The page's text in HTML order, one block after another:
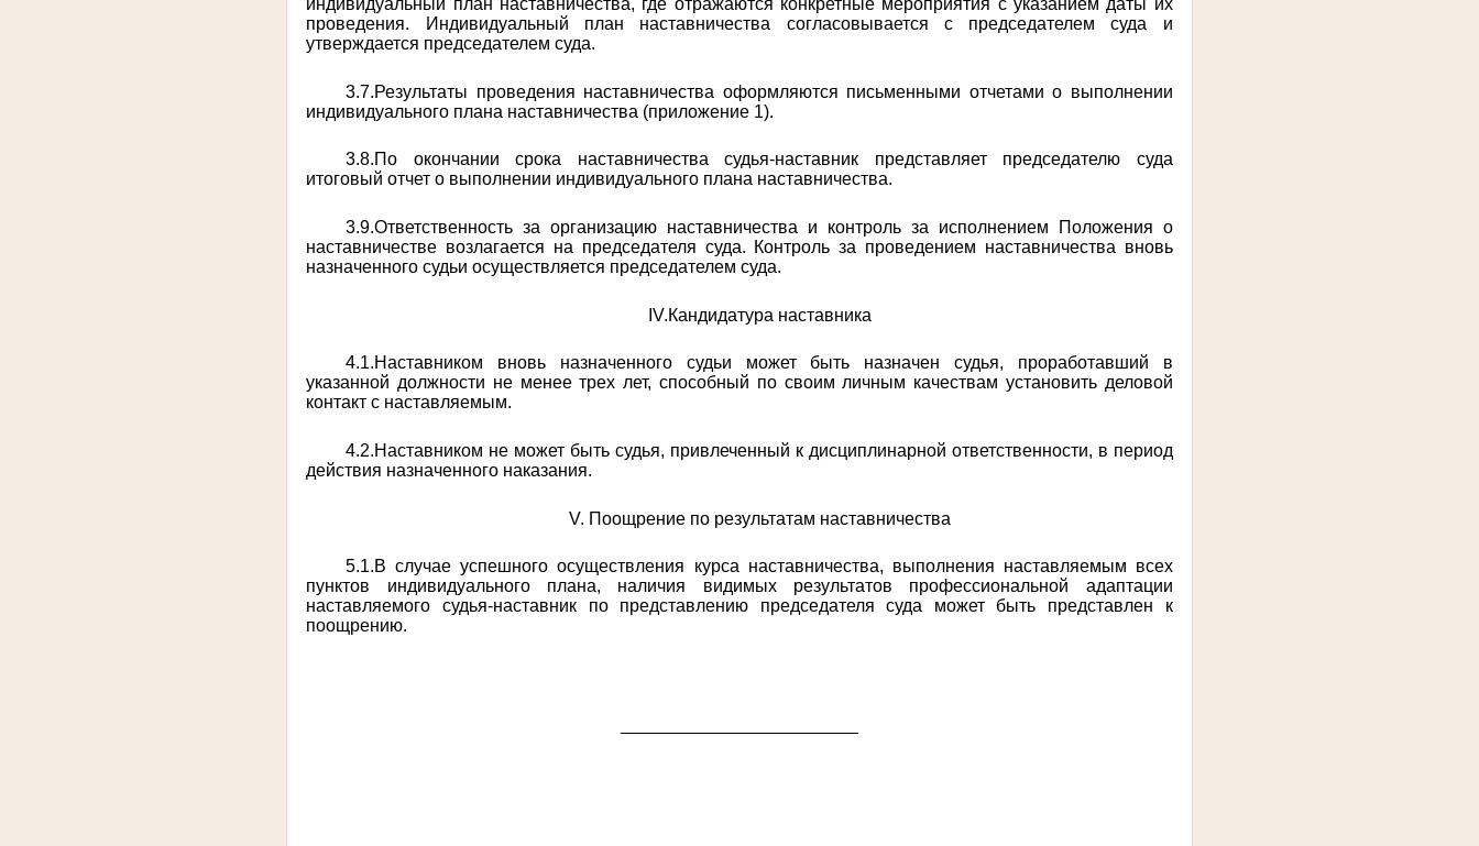
индивидуальный план наставничества, где отражаются конкретные мероприятия с указанием даты их
проведения. Индивидуальный план наставничества согласовывается с председателем суда и
утверждается председателем суда.
3.7.Результаты проведения наставничества оформляются письменными отчетами о выполнении
индивидуального плана наставничества (приложение 1).
3.8.По окончании срока наставничества судья-наставник представляет председателю суда
итоговый отчет о выполнении индивидуального плана наставничества.
3.9.Ответственность за организацию наставничества и контроль за исполнением Положения о
наставничестве возлагается на председателя суда. Контроль за проведением наставничества вновь
назначенного судьи осуществляется председателем суда.
IV.Кандидатура наставника
4.1.Наставником вновь назначенного судьи может быть назначен судья, проработавший в
указанной должности не менее трех лет, способный по своим личным качествам установить деловой
контакт с наставляемым.
4.2.Наставником не может быть судья, привлеченный к дисциплинарной ответственности, в период
действия назначенного наказания.
V. Поощрение по результатам наставничества
5.1.В случае успешного осуществления курса наставничества, выполнения наставляемым всех
пунктов индивидуального плана, наличия видимых результатов профессиональной адаптации
наставляемого судья-наставник по представлению председателя суда может быть представлен к
поощрению.